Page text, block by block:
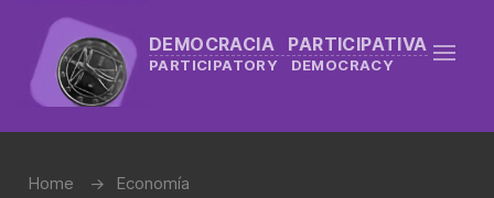
DEMOCRACIA PARTICIPATIVA
PARTICIPATORY DEMOCRACY
Home
Economía